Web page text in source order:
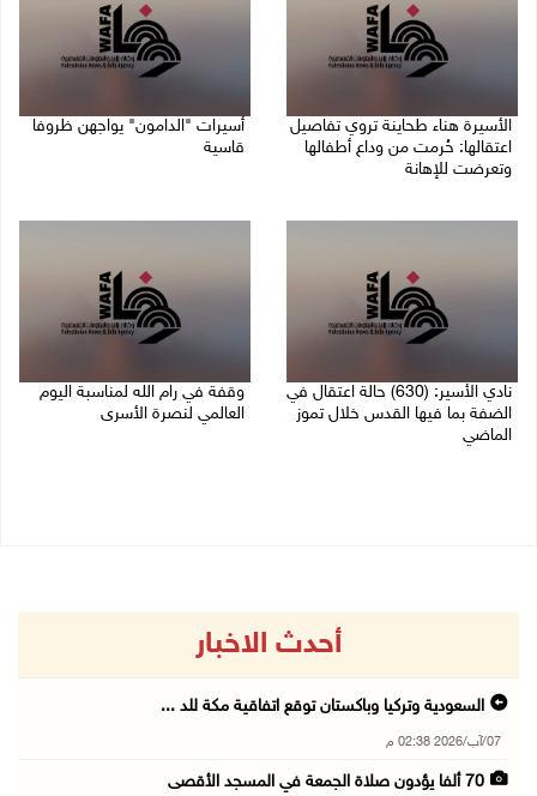
الأسيرة هناء طحاينة تروي تفاصيل
اعتقالها: حُرمت من وداع أطفالها
وتعرضت للإهانة
أسيرات "الدامون" يواجهن ظروفا
قاسية
نادي الأسير: (630) حالة اعتقال في
الضفة بما فيها القدس خلال تموز
الماضي
وقفة في رام الله لمناسبة اليوم
العالمي لنصرة الأسرى
أحدث الاخبار
السعودية وتركيا وباكستان توقع اتفاقية مكة للد ...
07/آب/2026 02:38 م
70 ألفا يؤدون صلاة الجمعة في المسجد الأقصى